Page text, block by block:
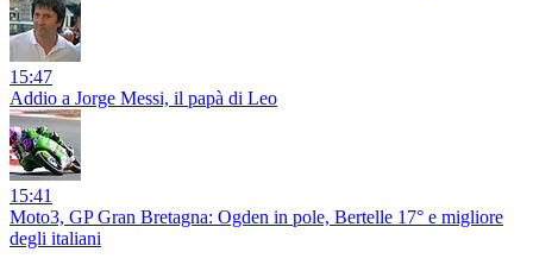
15:47
Addio a Jorge Messi, il papà di Leo
15:41
Moto3, GP Gran Bretagna: Ogden in pole, Bertelle 17° e migliore
degli italiani